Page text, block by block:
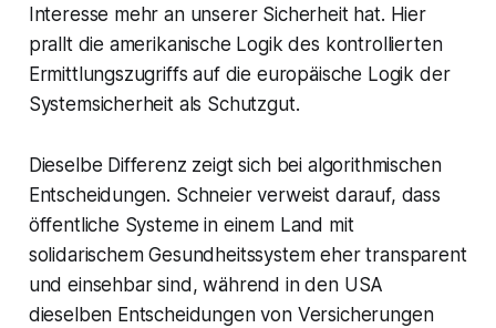
Interesse mehr an unserer Sicherheit hat. Hier
prallt die amerikanische Logik des kontrollierten
Ermittlungszugriffs auf die europäische Logik der
Systemsicherheit als Schutzgut.
Dieselbe Differenz zeigt sich bei algorithmischen
Entscheidungen. Schneier verweist darauf, dass
öffentliche Systeme in einem Land mit
solidarischem Gesundheitssystem eher transparent
und einsehbar sind, während in den USA
dieselben Entscheidungen von Versicherungen